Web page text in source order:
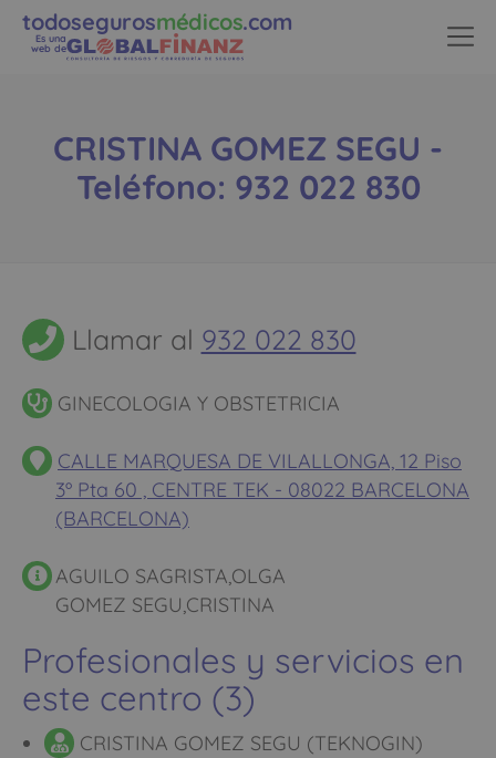
todosegurosmédicos.com
Es una
web de
CRISTINA GOMEZ SEGU -
Teléfono: 932 022 830
Llamar al 932 022 830
GINECOLOGIA Y OBSTETRICIA
CALLE MARQUESA DE VILALLONGA, 12 Piso
3º Pta 60 , CENTRE TEK - 08022 BARCELONA
(BARCELONA)
AGUILO SAGRISTA,OLGA
GOMEZ SEGU,CRISTINA
Profesionales y servicios en
este centro (3)
CRISTINA GOMEZ SEGU (TEKNOGIN)